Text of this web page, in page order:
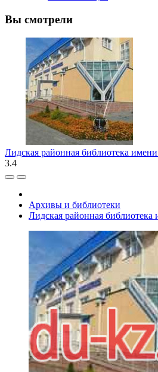
Вы смотрели
Лидская районная библиотека
3.4
Архивы и библиотеки
Лидская районная